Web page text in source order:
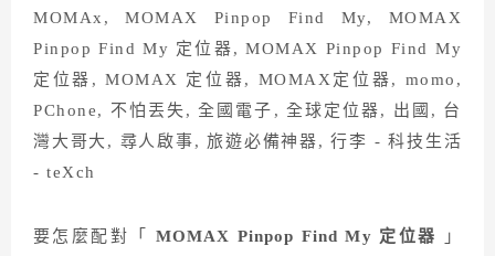
要怎麼配對「MOMAX Pinpop Find My 定位器
」